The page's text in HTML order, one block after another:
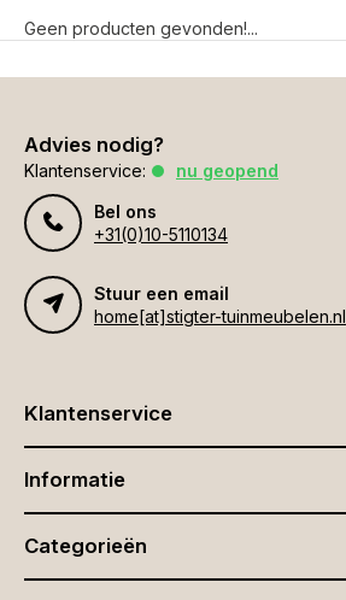
Geen producten gevonden!...
Advies nodig?
Klantenservice:
nu geopend
Bel ons
+31(0)10-5110134
Stuur een email
home[at]stigter-tuinmeubelen.nl
Klantenservice
Informatie
Categorieën